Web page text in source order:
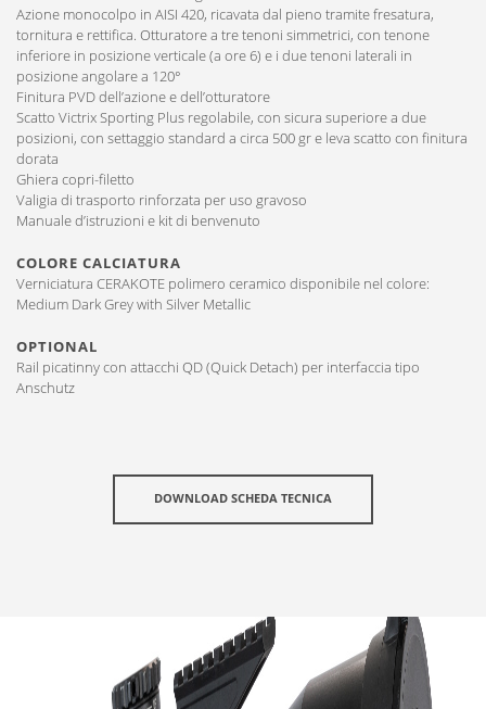
Azione monocolpo in AISI 420, ricavata dal pieno tramite fresatura,
tornitura e rettifica. Otturatore a tre tenoni simmetrici, con tenone
inferiore in posizione verticale (a ore 6) e i due tenoni laterali in
posizione angolare a 120°
Finitura PVD dell’azione e dell’otturatore
Scatto Victrix Sporting Plus regolabile, con sicura superiore a due
posizioni, con settaggio standard a circa 500 gr e leva scatto con finitura
dorata
Ghiera copri-filetto
Valigia di trasporto rinforzata per uso gravoso
Manuale d’istruzioni e kit di benvenuto
COLORE CALCIATURA
Verniciatura CERAKOTE polimero ceramico disponibile nel colore:
Medium Dark Grey with Silver Metallic
OPTIONAL
Rail picatinny con attacchi QD (Quick Detach) per interfaccia tipo
Anschutz
DOWNLOAD SCHEDA TECNICA